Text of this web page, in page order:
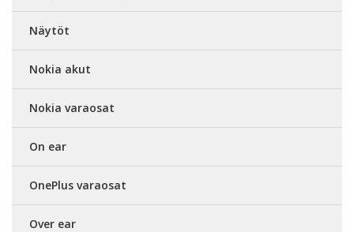
Näytöt
Nokia akut
Nokia varaosat
On ear
OnePlus varaosat
Over ear